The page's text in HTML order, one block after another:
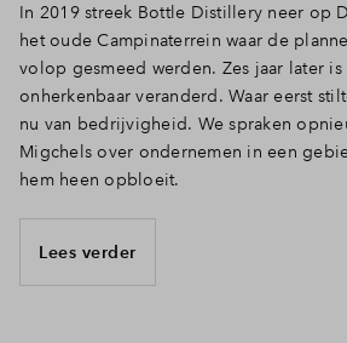
In 2019 streek Bottle Distillery neer op
het oude Campinaterrein waar de
volop gesmeed werden. Zes jaar later
onherkenbaar veranderd. Waar eerst
nu van bedrijvigheid. We spraken
Migchels over ondernemen in een
hem heen opbloeit.
Lees verder